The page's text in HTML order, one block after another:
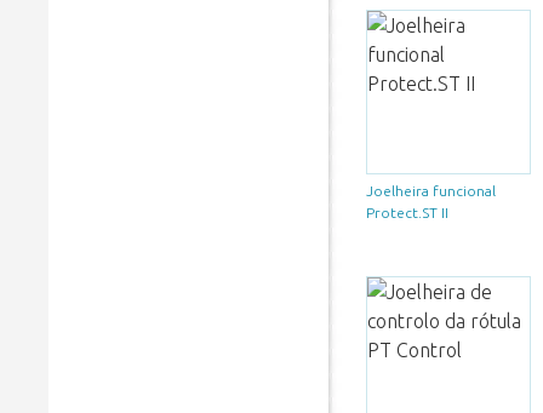
Joelheira funcional
Protect.ST II